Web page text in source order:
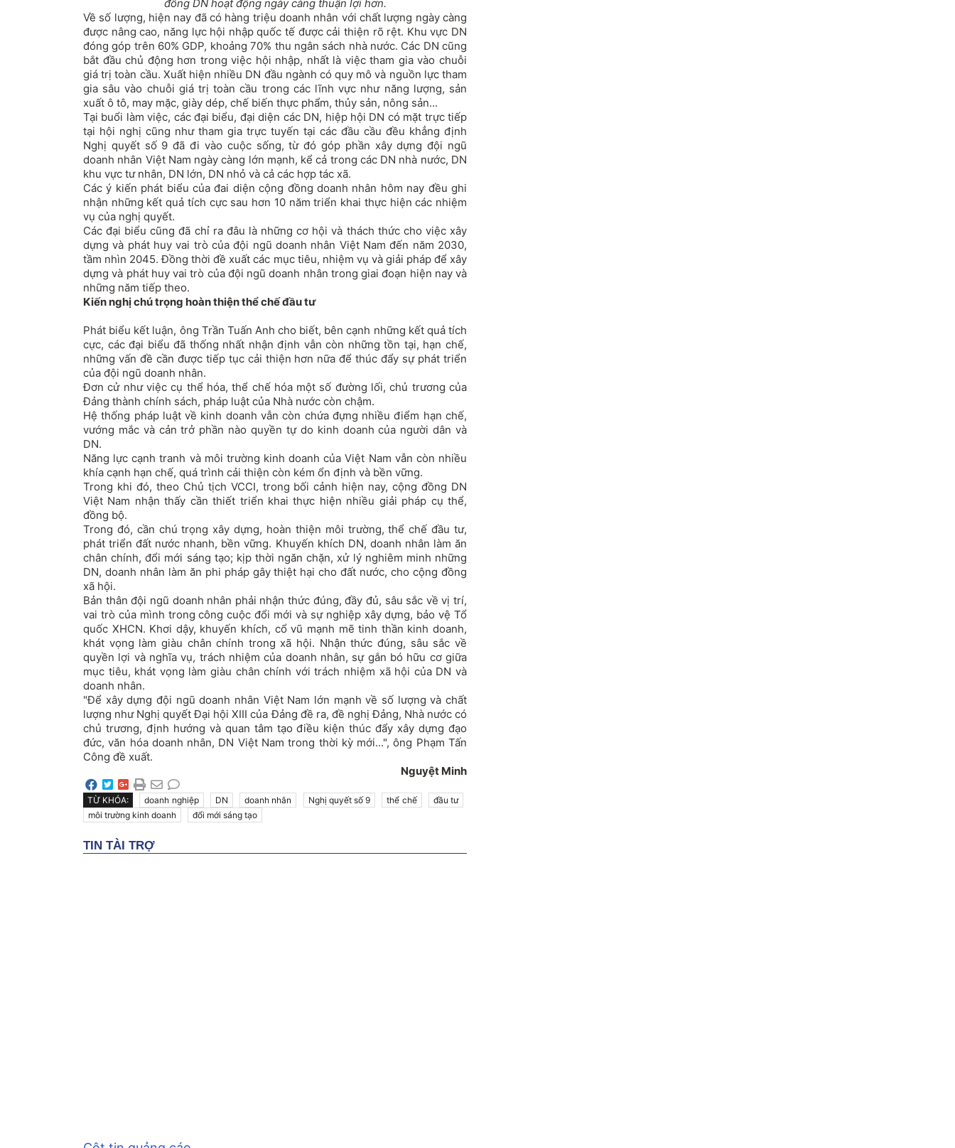
đồng DN hoạt động ngày càng thuận lợi hơn.
Về số lượng, hiện nay đã có hàng triệu doanh nhân với chất lượng ngày càng
được nâng cao, năng lực hội nhập quốc tế được cải thiện rõ rệt. Khu vực DN
đóng góp trên 60% GDP, khoảng 70% thu ngân sách nhà nước. Các DN cũng
bắt đầu chủ động hơn trong việc hội nhập, nhất là việc tham gia vào chuỗi
giá trị toàn cầu. Xuất hiện nhiều DN đầu ngành có quy mô và nguồn lực tham
gia sâu vào chuỗi giá trị toàn cầu trong các lĩnh vực như năng lượng, sản
xuất ô tô, may mặc, giày dép, chế biến thực phẩm, thủy sản, nông sản...
Tại buổi làm việc, các đại biểu, đại diện các DN, hiệp hội DN có mặt trực tiếp
tại hội nghị cũng như tham gia trực tuyến tại các đầu cầu đều khẳng định
Nghị quyết số 9 đã đi vào cuộc sống, từ đó góp phần xây dựng đội ngũ
doanh nhân Việt Nam ngày càng lớn mạnh, kể cả trong các DN nhà nước, DN
khu vực tư nhân, DN lớn, DN nhỏ và cả các hợp tác xã.
Các ý kiến phát biểu của đai diện cộng đồng doanh nhân hôm nay đều ghi
nhận những kết quả tích cực sau hơn 10 năm triển khai thực hiện các nhiệm
vụ của nghị quyết.
Các đại biểu cũng đã chỉ ra đâu là những cơ hội và thách thức cho việc xây
dựng và phát huy vai trò của đội ngũ doanh nhân Việt Nam đến năm 2030,
tầm nhìn 2045. Đồng thời đề xuất các mục tiêu, nhiệm vụ và giải pháp để xây
dựng và phát huy vai trò của đội ngũ doanh nhân trong giai đoạn hiện nay và
những năm tiếp theo.
Kiến nghị chú trọng hoàn thiện thể chế đầu tư
Phát biểu kết luận, ông Trần Tuấn Anh cho biết, bên cạnh những kết quả tích
cực, các đại biểu đã thống nhất nhận định vẫn còn những tồn tại, hạn chế,
những vấn đề cần được tiếp tục cải thiện hơn nữa để thúc đẩy sự phát triển
của đội ngũ doanh nhân.
Đơn cử như việc cụ thể hóa, thể chế hóa một số đường lối, chủ trương của
Đảng thành chính sách, pháp luật của Nhà nước còn chậm.
Hệ thống pháp luật về kinh doanh vẫn còn chứa đựng nhiều điểm hạn chế,
vướng mắc và cản trở phần nào quyền tự do kinh doanh của người dân và
DN.
Năng lực cạnh tranh và môi trường kinh doanh của Việt Nam vẫn còn nhiều
khía cạnh hạn chế, quá trình cải thiện còn kém ổn định và bền vững.
Trong khi đó, theo Chủ tịch VCCI, trong bối cảnh hiện nay, cộng đồng DN
Việt Nam nhận thấy cần thiết triển khai thực hiện nhiều giải pháp cụ thể,
đồng bộ.
Trong đó, cần chú trọng xây dựng, hoàn thiện môi trường, thể chế đầu tư,
phát triển đất nước nhanh, bền vững. Khuyến khích DN, doanh nhân làm ăn
chân chính, đổi mới sáng tạo; kịp thời ngăn chặn, xử lý nghiêm minh những
DN, doanh nhân làm ăn phi pháp gây thiệt hại cho đất nước, cho cộng đồng
xã hội.
Bản thân đội ngũ doanh nhân phải nhận thức đúng, đầy đủ, sâu sắc về vị trí,
vai trò của mình trong công cuộc đổi mới và sự nghiệp xây dựng, bảo vệ Tổ
quốc XHCN. Khơi dậy, khuyến khích, cổ vũ mạnh mẽ tinh thần kinh doanh,
khát vọng làm giàu chân chính trong xã hội. Nhận thức đúng, sâu sắc về
quyền lợi và nghĩa vụ, trách nhiệm của doanh nhân, sự gắn bó hữu cơ giữa
mục tiêu, khát vọng làm giàu chân chính với trách nhiệm xã hội của DN và
doanh nhân.
"Để xây dựng đội ngũ doanh nhân Việt Nam lớn mạnh về số lượng và chất
lượng như Nghị quyết Đại hội XIII của Đảng đề ra, đề nghị Đảng, Nhà nước có
chủ trương, định hướng và quan tâm tạo điều kiện thúc đẩy xây dựng đạo
đức, văn hóa doanh nhân, DN Việt Nam trong thời kỳ mới...", ông Phạm Tấn
Công đề xuất.
Nguyệt Minh
TỪ KHÓA: doanh nghiệp DN doanh nhân Nghị quyết số 9 thể chế
đầu tư
môi trường kinh doanh
đổi mới sáng tạo